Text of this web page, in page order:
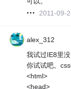
2011-09-
alex_312
我试过IE8里没
你试试吧。
<html>
<head>